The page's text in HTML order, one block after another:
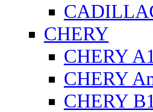
CHERY
CHERY
CHERY
CHERY